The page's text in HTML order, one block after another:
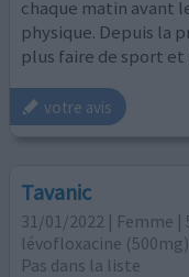
chaque matin avant
physique. Depuis la
plus faire de sport
votre avis
Tavanic
31/01/2022 | Femme |
lévofloxacine (500mg)
Pas dans la liste